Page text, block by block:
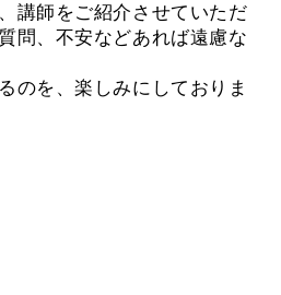
講師をご紹介させていただ
問、不安などあれば遠慮な
のを、楽しみにしておりま